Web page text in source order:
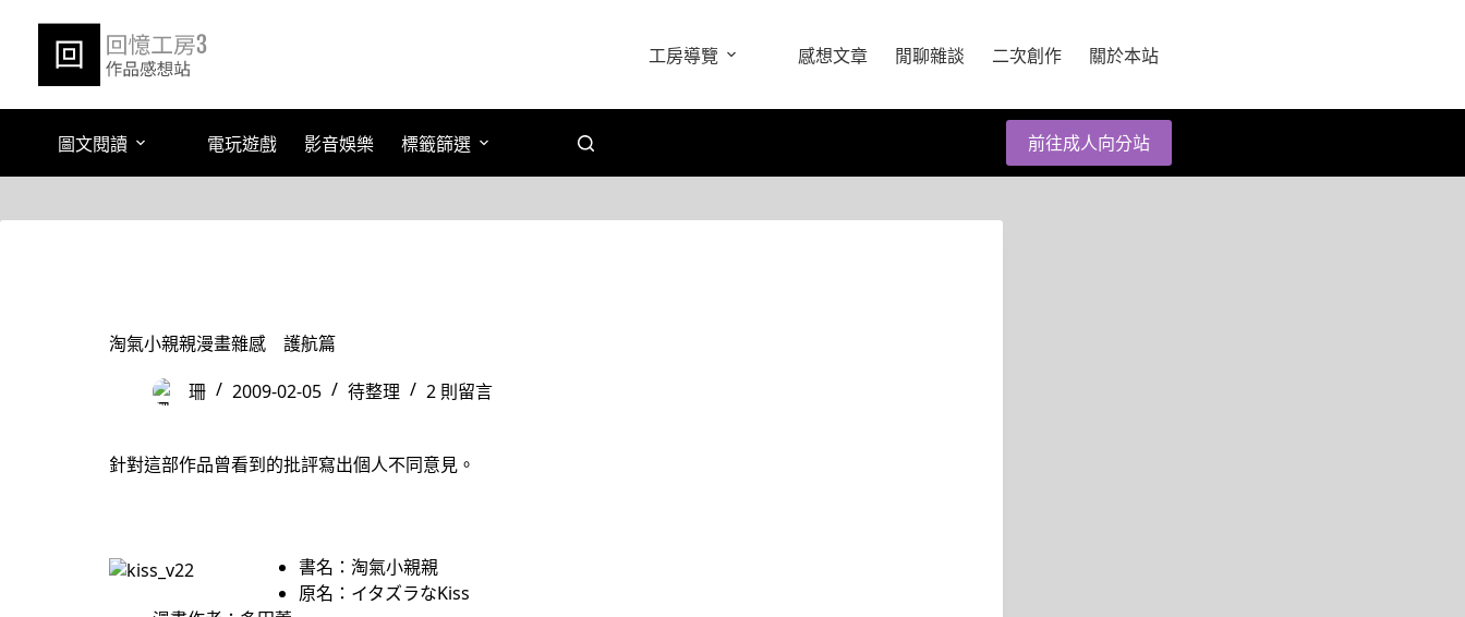
工房導覽 感想文章 閒聊雜談 二次創作 關於本站
圖文閱讀 電玩遊戲 影音娛樂 標籤篩選 前往成人向分站
淘氣小親親漫畫雜感 護航篇
珊
2009-02-05 待整理 2 則留言
針對這部作品曾看到的批評寫出個人不同意見。
書名：淘氣小親親
原名：イタズラなKiss